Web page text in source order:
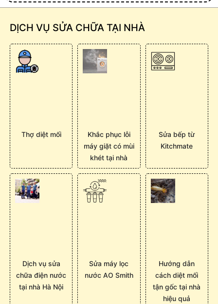
DỊCH VỤ SỬA CHỮA TẠI NHÀ
Thợ diệt mối
Khắc phục lỗi
máy giặt có mùi
khét tại nhà
Sửa bếp từ
Kitchmate
Dịch vụ sửa
chữa điện nước
tại nhà Hà Nội
Sửa máy lọc
nước AO Smith
Hướng dẫn
cách diệt mối
tận gốc tại nhà
hiệu quả